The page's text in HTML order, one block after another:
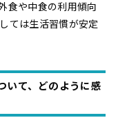
食や中食の利用傾向
ては生活習慣が安定
いて、どのように感